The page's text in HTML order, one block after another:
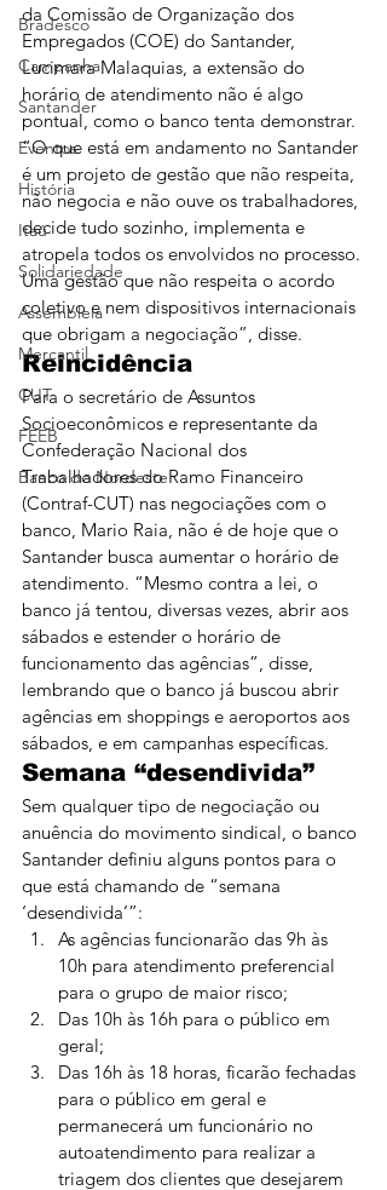
Bradesco
Campanha
Santander
Eventos
História
Itaú
Solidariedade
Assembleia
Mercantil
CUT
FEEB
Banco do Nordeste
da Comissão de Organização dos
Empregados (COE) do Santander,
Lucimara Malaquias, a extensão do
horário de atendimento não é algo
pontual, como o banco tenta demonstrar.
“O que está em andamento no Santander
é um projeto de gestão que não respeita,
não negocia e não ouve os trabalhadores,
decide tudo sozinho, implementa e
atropela todos os envolvidos no processo.
Uma gestão que não respeita o acordo
coletivo e nem dispositivos internacionais
que obrigam a negociação”, disse.
Reincidência
Para o secretário de Assuntos
Socioeconômicos e representante da
Confederação Nacional dos
Trabalhadores do Ramo Financeiro
(Contraf-CUT) nas negociações com o
banco, Mario Raia, não é de hoje que o
Santander busca aumentar o horário de
atendimento. “Mesmo contra a lei, o
banco já tentou, diversas vezes, abrir aos
sábados e estender o horário de
funcionamento das agências”, disse,
lembrando que o banco já buscou abrir
agências em shoppings e aeroportos aos
sábados, e em campanhas específicas.
Semana “desendivida”
Sem qualquer tipo de negociação ou
anuência do movimento sindical, o banco
Santander definiu alguns pontos para o
que está chamando de “semana
‘desendivida’”:
As agências funcionarão das 9h às
10h para atendimento preferencial
para o grupo de maior risco;
Das 10h às 16h para o público em
geral;
Das 16h às 18 horas, ficarão fechadas
para o público em geral e
permanecerá um funcionário no
autoatendimento para realizar a
triagem dos clientes que desejarem